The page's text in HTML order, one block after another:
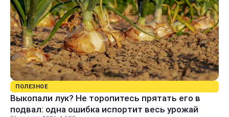
ПОЛЕЗНОЕ
Выкопали лук? Не торопитесь прятать его в
подвал: одна ошибка испортит весь урожай